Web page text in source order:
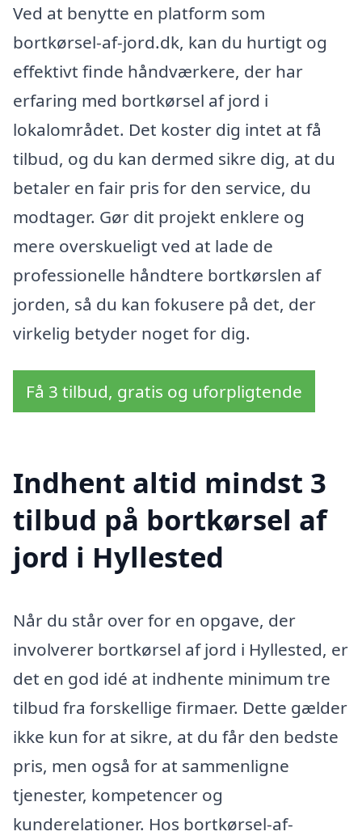
Ved at benytte en platform som
bortkørsel-af-jord.dk, kan du hurtigt og
effektivt finde håndværkere, der har
erfaring med bortkørsel af jord i
lokalområdet. Det koster dig intet at få
tilbud, og du kan dermed sikre dig, at du
betaler en fair pris for den service, du
modtager. Gør dit projekt enklere og
mere overskueligt ved at lade de
professionelle håndtere bortkørslen af
jorden, så du kan fokusere på det, der
virkelig betyder noget for dig.
Få 3 tilbud, gratis og uforpligtende
Indhent altid mindst 3
tilbud på bortkørsel af
jord i Hyllested
Når du står over for en opgave, der
involverer bortkørsel af jord i Hyllested, er
det en god idé at indhente minimum tre
tilbud fra forskellige firmaer. Dette gælder
ikke kun for at sikre, at du får den bedste
pris, men også for at sammenligne
tjenester, kompetencer og
kunderelationer. Hos bortkørsel-af-